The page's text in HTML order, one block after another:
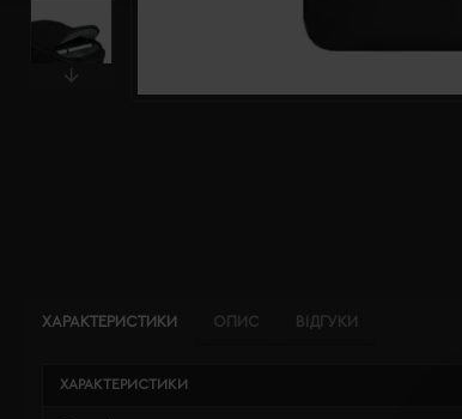
ХАРАКТЕРИСТИКИ ОПИС ВІДГУКИ
ХАРАКТЕРИСТИКИ